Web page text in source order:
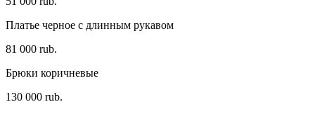
Платье черное c длинным рукавом
81 000 rub.
Брюки коричневые
130 000 rub.